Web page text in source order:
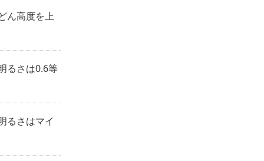
ん高度を上
るさは0.6等
るさはマイ